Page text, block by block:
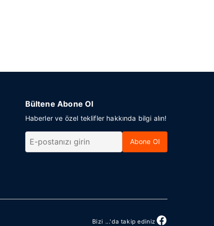
Bültene Abone Ol
Haberler ve özel teklifler hakkında bilgi alın!
Abone Ol
Bizi ...'da takip ediniz